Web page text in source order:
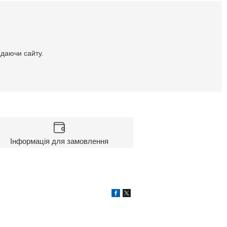
сайту.
Інформація для замовлення